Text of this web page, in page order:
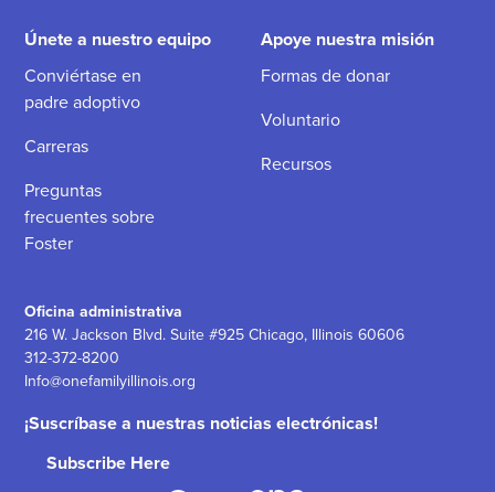
Oficina administrativa
216 W. Jackson Blvd. Suite #925 Chicago, Illinois 60606
312-372-8200
Info@onefamilyillinois.org
Únete a nuestro equipo
Conviértase en
padre adoptivo
Carreras
Preguntas
frecuentes sobre
Foster
Apoye nuestra misión
Formas de donar
Voluntario
Recursos
¡Suscríbase a nuestras noticias electrónicas!
Subscribe Here